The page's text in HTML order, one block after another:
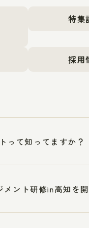
特集
採用
て知ってますか？
ント研修in高知を